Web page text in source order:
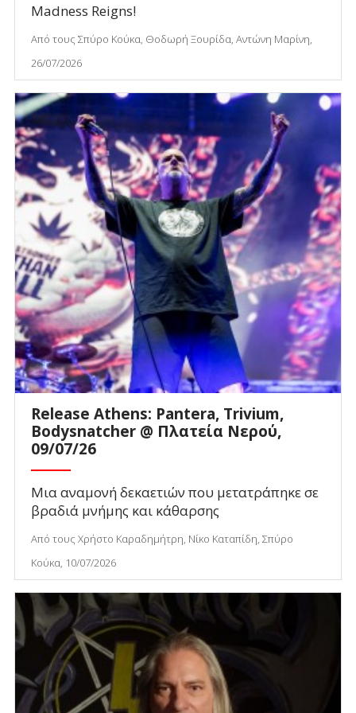
Madness Reigns!
Από τους Σπύρο Κούκα, Θοδωρή Ξουρίδα, Αντώνη Μαρίνη,
26/07/2026
Release Athens: Pantera, Trivium,
Bodysnatcher @ Πλατεία Νερού,
09/07/26
Μια αναμονή δεκαετιών που μετατράπηκε σε
βραδιά μνήμης και κάθαρσης
Από τους Χρήστο Καραδημήτρη, Νίκο Καταπίδη, Σπύρο
Κούκα, 10/07/2026